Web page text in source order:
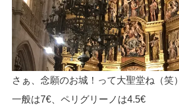
さぁ、念願のお城！って大聖堂ね（笑）
一般は7€、ペリグリーノは4.5€